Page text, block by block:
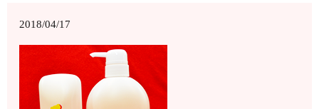
2018/04/17